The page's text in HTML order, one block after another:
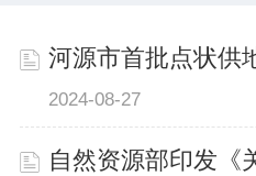
河源市首批点状供
2024-08-27
自然资源部印发《